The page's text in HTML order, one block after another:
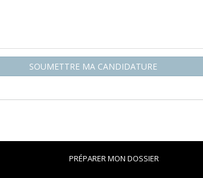
SOUMETTRE MA CANDIDATURE
PRÉPARER MON DOSSIER